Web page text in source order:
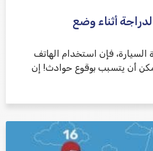
أثناء وضع
فإن استخدام الهاتف
يمكن أن يتسبب بوقوع حوادث! إن